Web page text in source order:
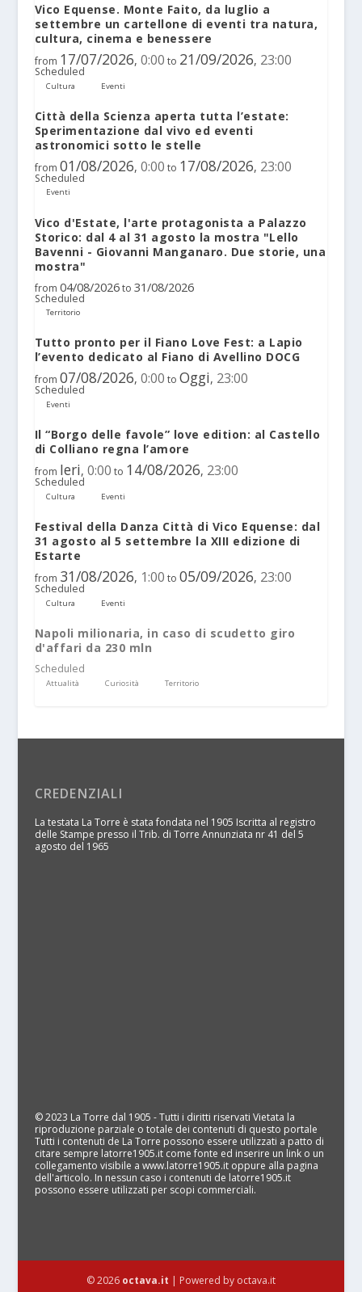
Vico Equense. Monte Faito, da luglio a
settembre un cartellone di eventi tra natura,
cultura, cinema e benessere
from 17/07/2026, 0:00 to 21/09/2026, 23:00
Scheduled
Cultura Eventi
Città della Scienza aperta tutta l’estate:
Sperimentazione dal vivo ed eventi
astronomici sotto le stelle
from 01/08/2026, 0:00 to 17/08/2026, 23:00
Scheduled
Eventi
Vico d'Estate, l'arte protagonista a Palazzo
Storico: dal 4 al 31 agosto la mostra "Lello
Bavenni - Giovanni Manganaro. Due storie, una
mostra"
from 04/08/2026 to 31/08/2026
Scheduled
Territorio
Tutto pronto per il Fiano Love Fest: a Lapio
l’evento dedicato al Fiano di Avellino DOCG
from 07/08/2026, 0:00 to Oggi, 23:00
Scheduled
Eventi
Il “Borgo delle favole” love edition: al Castello
di Colliano regna l’amore
from Ieri, 0:00 to 14/08/2026, 23:00
Scheduled
Cultura Eventi
Festival della Danza Città di Vico Equense: dal
31 agosto al 5 settembre la XIII edizione di
Estarte
from 31/08/2026, 1:00 to 05/09/2026, 23:00
Scheduled
Cultura Eventi
Napoli milionaria, in caso di scudetto giro
d'affari da 230 mln
Scheduled
Attualità Curiosità Territorio
CREDENZIALI
La testata La Torre è stata fondata nel 1905 Iscritta al registro
delle Stampe presso il Trib. di Torre Annunziata nr 41 del 5
agosto del 1965
© 2023 La Torre dal 1905 - Tutti i diritti riservati Vietata la
riproduzione parziale o totale dei contenuti di questo portale
Tutti i contenuti de La Torre possono essere utilizzati a patto di
citare sempre latorre1905.it come fonte ed inserire un link o un
collegamento visibile a www.latorre1905.it oppure alla pagina
dell'articolo. In nessun caso i contenuti de latorre1905.it
possono essere utilizzati per scopi commerciali.
© 2026 octava.it | Powered by octava.it